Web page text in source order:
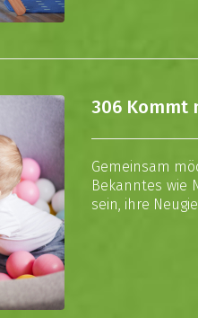
306 Kommt
Gemeinsam
Bekanntes wie
sein, ihre